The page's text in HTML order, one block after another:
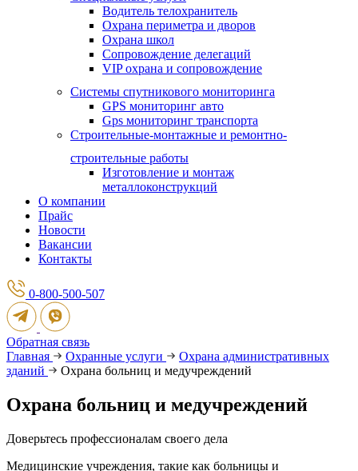
Водитель телохранитель
Охрана периметра и дворов
Охрана школ
Сопровождение делегаций
VIP охрана и сопровождение
Системы спутникового мониторинга
GPS мониторинг авто
Gps мониторинг транспорта
Строительные-монтажные и ремонтно-
строительные работы
Изготовление и монтаж
металлоконструкций
О компании
Прайс
Новости
Вакансии
Контакты
0-800-500-507
Обратная связь
Главная
Охранные услуги
Охрана административных
зданий
Охрана больниц и медучреждений
Охрана больниц и медучреждений
Доверьтесь профессионалам своего дела
Медицинские учреждения, такие как больницы и